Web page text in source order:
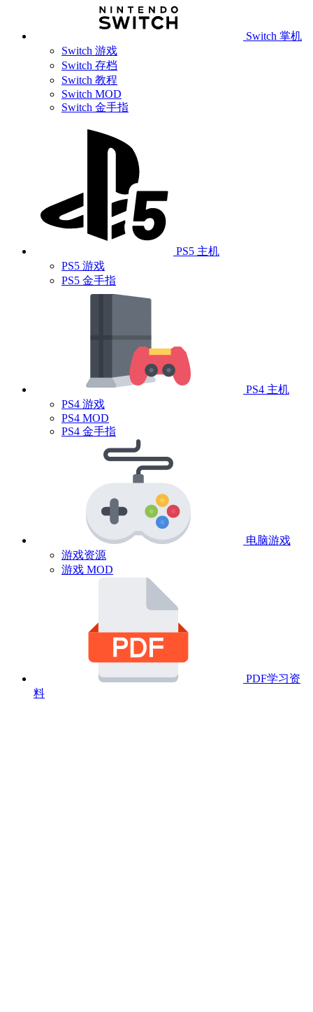
Switch 掌机
Switch 游戏
Switch 存档
Switch 教程
Switch MOD
Switch 金手指
PS5 主机
PS5 游戏
PS5 金手指
PS4 主机
PS4 游戏
PS4 MOD
PS4 金手指
电脑游戏
游戏资源
游戏 MOD
PDF学习资
料